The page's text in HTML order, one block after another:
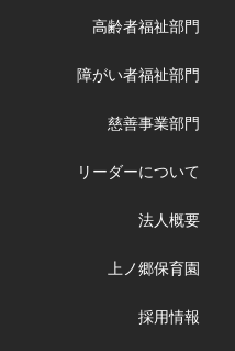
高齢者福祉部門
障がい者福祉部門
慈善事業部門
リーダーについて
法人概要
上ノ郷保育園
採用情報